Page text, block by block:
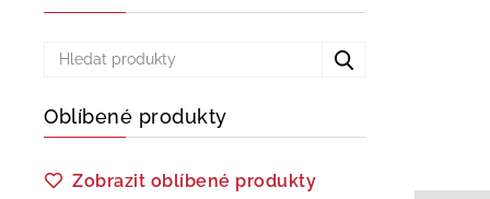
Oblíbené produkty
Zobrazit oblíbené produkty